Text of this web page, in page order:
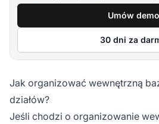
Umów demo
30 dni za
Jak organizować wewnętrzną
działów?
Jeśli chodzi o organizowanie